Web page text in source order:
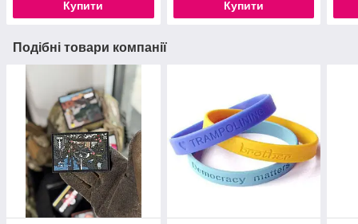
Купити Купити
Подібні товари компанії